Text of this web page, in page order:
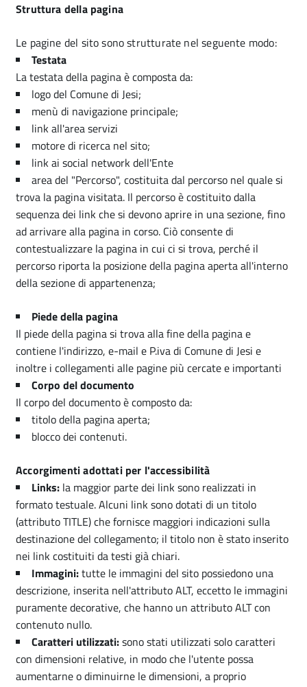
Struttura della pagina
Le pagine del sito sono strutturate nel seguente modo:
Testata
La testata della pagina è composta da:
logo del Comune di Jesi;
menù di navigazione principale;
link all'area servizi
motore di ricerca nel sito;
link ai social network dell'Ente
area del "Percorso", costituita dal percorso nel quale si
trova la pagina visitata. Il percorso è costituito dalla
sequenza dei link che si devono aprire in una sezione, fino
ad arrivare alla pagina in corso. Ciò consente di
contestualizzare la pagina in cui ci si trova, perché il
percorso riporta la posizione della pagina aperta all'interno
della sezione di appartenenza;
Piede della pagina
Il piede della pagina si trova alla fine della pagina e
contiene l'indirizzo, e-mail e P.iva di Comune di Jesi e
inoltre i collegamenti alle pagine più cercate e importanti
Corpo del documento
Il corpo del documento è composto da:
titolo della pagina aperta;
blocco dei contenuti.
Accorgimenti adottati per l'accessibilità
Links: la maggior parte dei link sono realizzati in
formato testuale. Alcuni link sono dotati di un titolo
(attributo TITLE) che fornisce maggiori indicazioni sulla
destinazione del collegamento; il titolo non è stato inserito
nei link costituiti da testi già chiari.
Immagini:tutte le immagini del sito possiedono una
descrizione, inserita nell'attributo ALT, eccetto le immagini
puramente decorative, che hanno un attributo ALT con
contenuto nullo.
Caratteri utilizzati:sono stati utilizzati solo caratteri
con dimensioni relative, in modo che l'utente possa
aumentarne o diminuirne le dimensioni, a proprio